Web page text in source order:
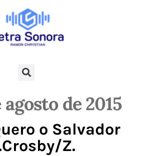
agosto de 2015
o Salvador
Z.